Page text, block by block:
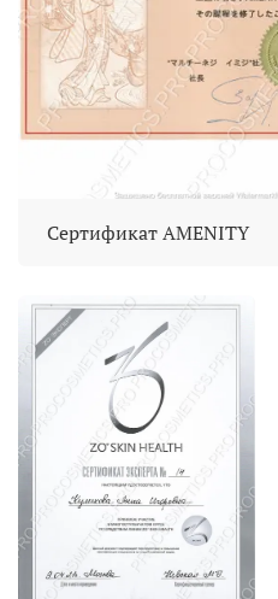
Сертификат AMENITY